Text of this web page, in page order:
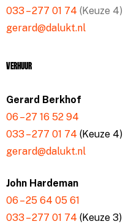
033 – 277 01 74 (Keuze 4)
gerard@dalukt.nl
Verhuur
Gerard Berkhof
06 – 27 16 52 94
033 – 277 01 74 (Keuze 4)
gerard@dalukt.nl
John Hardeman
06 – 25 64 05 61
033 – 277 01 74 (Keuze 3)